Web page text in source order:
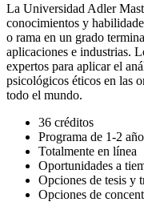
La Universidad Adler
conocimientos y
o rama en un grado
aplicaciones e industrias.
expertos para aplicar el
psicológicos éticos en las
todo el mundo.
36 créditos
Programa de 1-2
Totalmente en línea
Oportunidades a
Opciones de tesis y
Opciones de